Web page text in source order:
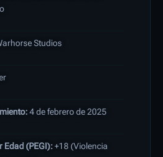
Studios
4 de febrero de 2025
Edad (PEGI):+18 (Violencia